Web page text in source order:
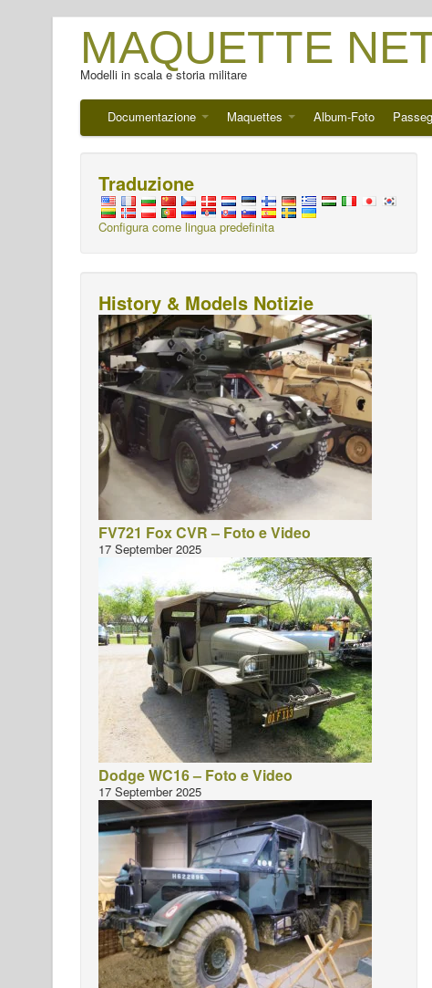
MAQUETTE
Modelli in scala e storia militare
Documentazione Maquettes Album-Foto
Traduzione
Configura come lingua predefinita
History & Models Notizie
FV721 Fox CVR – Foto e Video
17 September 2025
Dodge WC16 – Foto e Video
17 September 2025